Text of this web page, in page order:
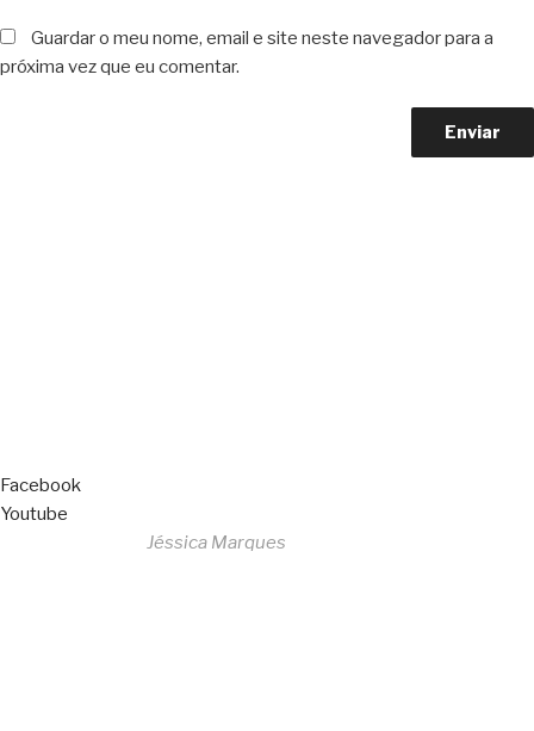
Guardar o meu nome, email e site neste navegador para a
próxima vez que eu comentar.
Facebook
Youtube
Jéssica Marques